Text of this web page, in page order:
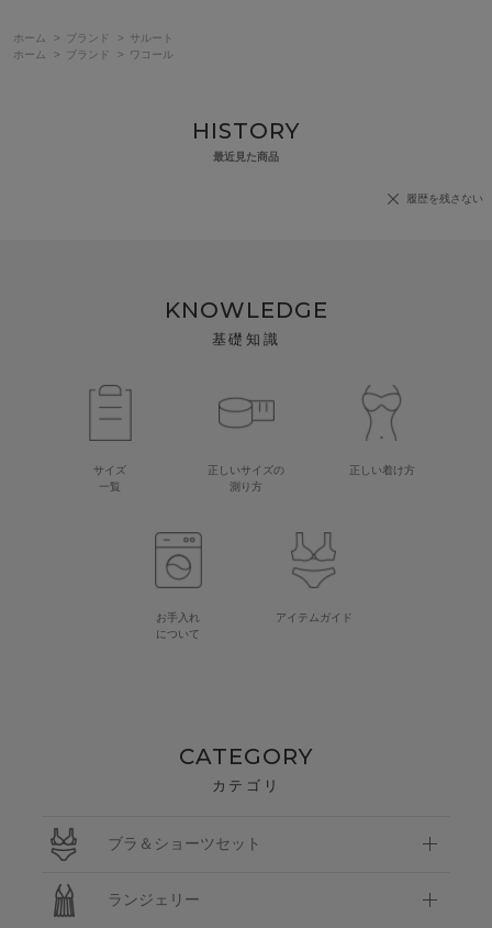
ホーム > ブランド >
サルート
ホーム
> ブランド > ワコール
HISTORY
最近見た商品
履歴を残さない
KNOWLEDGE
基礎知識
サイズ
一覧
正しいサイズの
測り方
正しい着け方
お手入れ
について
アイテムガイド
CATEGORY
カテゴリ
ブラ＆ショーツセット
ランジェリー